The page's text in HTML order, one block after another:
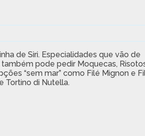
de Siri. Especialidades que vão de
pode pedir Moquecas,
“sem mar” como Filé Mignon e
Tortino di Nutella.